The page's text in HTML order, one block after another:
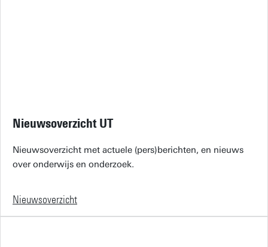
Nieuwsoverzicht UT
Nieuwsoverzicht met actuele (pers)berichten, en nieuws
over onderwijs en onderzoek.
Nieuwsoverzicht